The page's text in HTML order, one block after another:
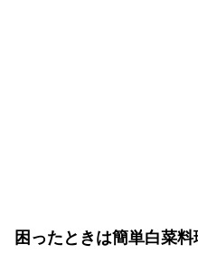
困ったときは簡単白菜料